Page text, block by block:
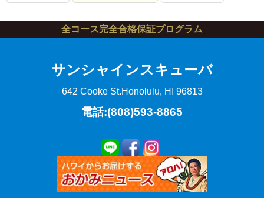
全コース完全合格保証プログラム
サンシャインスキューバ
642 Cooke St.Honolulu, HI 96813
電話:(808)593-8865